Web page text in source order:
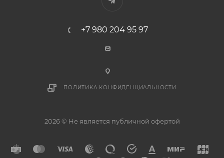
+7 980 204 95 97
ПОЛИТИКА КОНФИДЕНЦИАЛЬНОСТИ
2026 © Не является публичной офертой